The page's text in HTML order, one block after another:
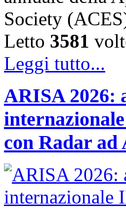
Society
Letto 3581
Leggi tutto...
ARISA 2026:
con Radar